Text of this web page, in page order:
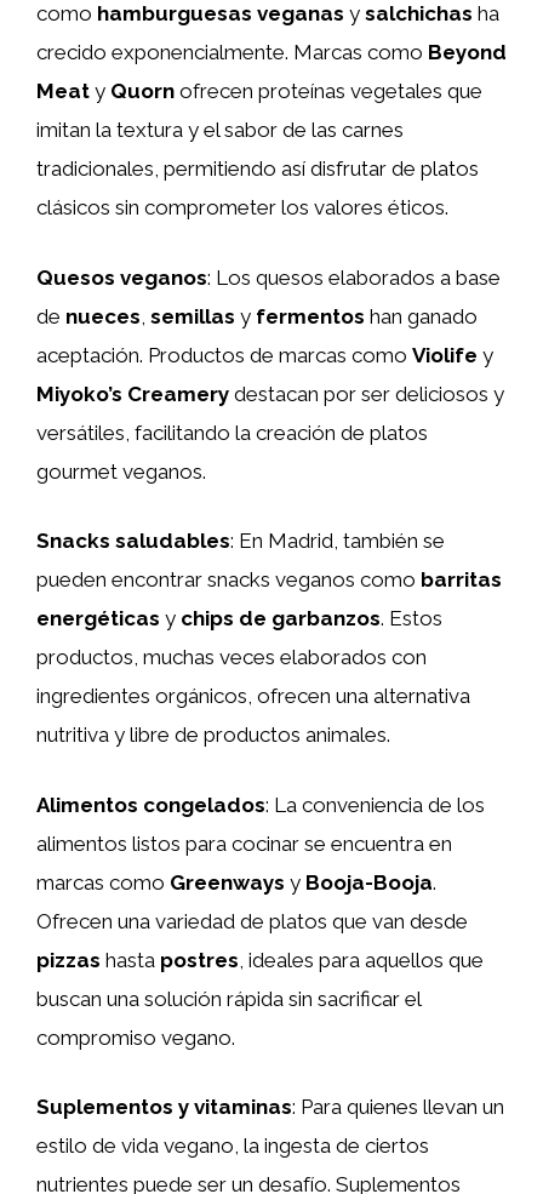
como hamburguesas veganas y salchichas ha
crecido exponencialmente. Marcas como Beyond
Meat y Quorn ofrecen proteínas vegetales que
imitan la textura y el sabor de las carnes
tradicionales, permitiendo así disfrutar de platos
clásicos sin comprometer los valores éticos.
Quesos veganos: Los quesos elaborados a base
de nueces semillas y fermentos han ganado
aceptación. Productos de marcas como Violife y
Miyoko’s Creamery destacan por ser deliciosos y
versátiles, facilitando la creación de platos
gourmet veganos.
Snacks saludables: En Madrid, también se
pueden encontrar snacks veganos como barritas
energéticas y chips de garbanzos. Estos
productos, muchas veces elaborados con
ingredientes orgánicos, ofrecen una alternativa
nutritiva y libre de productos animales.
Alimentos congelados: La conveniencia de los
alimentos listos para cocinar se encuentra en
marcas como Greenways y Booja-Booja.
Ofrecen una variedad de platos que van desde
pizzas hasta postres , ideales para aquellos que
buscan una solución rápida sin sacrificar el
compromiso vegano.
Suplementos y vitaminas: Para quienes llevan un
estilo de vida vegano, la ingesta de ciertos
nutrientes puede ser un desafío. Suplementos